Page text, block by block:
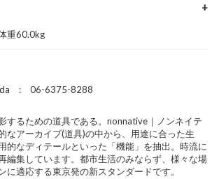
重60.0kg
: 06-6375-8288
するための道具である。nonnative｜ノンネイテ
なアーカイブ(道具)の中から、用途に合った生
的なディテールといった「機能」を抽出。時流に
編集しています。都市生活のみならず、様々な場
に適応する東京発の新スタンダードです。